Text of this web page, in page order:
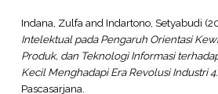
Indana, Zulfaand Indartono, Setyabudi
Intelektual pada Pengaruh Orientasi
Produk, dan Teknologi Informasi
Kecil Menghadapi Era Revolusi Industri
Pascasarjana.